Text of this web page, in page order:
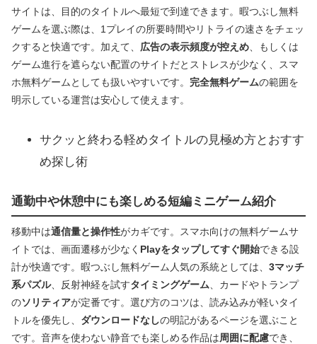
サイトは、目的のタイトルへ最短で到達できます。暇つぶし無料
ゲームを選ぶ際は、1プレイの所要時間やリトライの速さをチェッ
クすると快適です。加えて、 広告の表示頻度が控えめ 、もしくは
ゲーム進行を遮らない配置のサイトだとストレスが少なく、スマ
ホ無料ゲームとしても扱いやすいです。 完全無料ゲームの範囲を
明示している運営は安心して使えます。
サクッと終わる軽めタイトルの見極め方とおすす
め探し術
通勤中や休憩中にも楽しめる短編ミニゲーム紹介
移動中は通信量と操作性がカギです。スマホ向けの無料ゲームサ
イトでは、画面遷移が少なく Playをタップしてすぐ開始できる設
計が快適です。暇つぶし無料ゲーム人気の系統としては、 3マッチ
系パズル、反射神経を試すタイミングゲーム 、カードやトランプ
のソリティアが定番です。選び方のコツは、読み込みが軽いタイ
トルを優先し、 ダウンロードなしの明記があるページを選ぶこと
です。音声を使わない静音でも楽しめる作品は周囲に配慮でき、